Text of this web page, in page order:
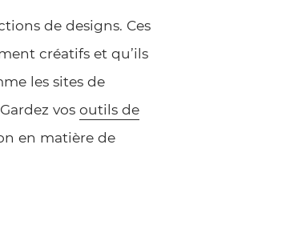
de designs. Ces
créatifs et qu’ils
les sites de
vos outils de
en matière de